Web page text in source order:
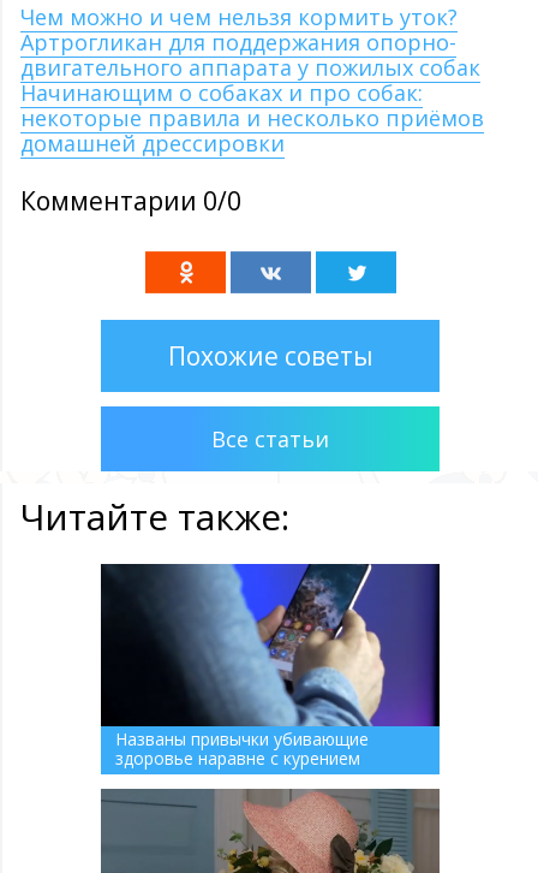
Чем можно и чем нельзя кормить уток?
Артрогликан для поддержания опорно-
двигательного аппарата у пожилых собак
Начинающим о собаках и про собак:
некоторые правила и несколько приёмов
домашней дрессировки
Комментарии 0/0
Похожие советы
Все статьи
Читайте также:
Названы привычки убивающие
здоровье наравне с курением